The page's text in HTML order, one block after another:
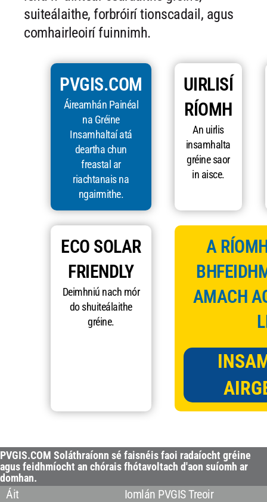
suiteálaithe, forbróirí tionscadail, agus
comhairleoirí fuinnimh.
PVGIS.COM
Áireamhán Painéal
na Gréine
Insamhaltaí atá
deartha chun
freastal ar
riachtanais na
ngairmithe.
UIRLISÍ
RÍOMH
An uirlis
insamhalta
gréine saor
in aisce.
ECO SOLAR
FRIENDLY
Deimhniú nach mór
do shuiteálaithe
gréine.
A
AMACH
PVGIS.COM Soláthraíonn sé faisnéis faoi radaíocht gréine
agus feidhmíocht an chórais fhótavoltach d'aon suíomh ar
domhan.
Áit
Iomlán PVGIS Treoir